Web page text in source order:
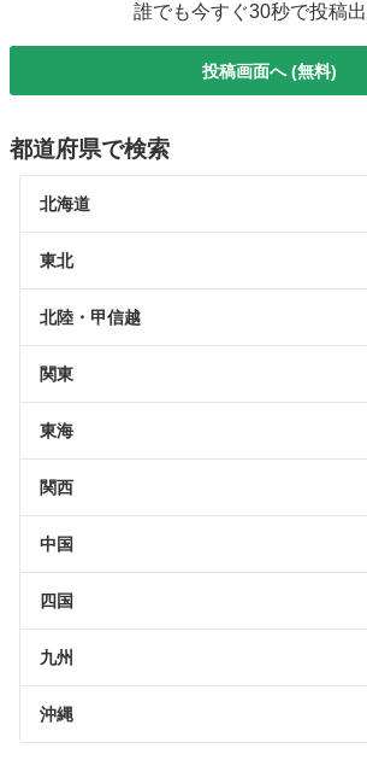
誰でも今すぐ30秒で投稿
投稿画面へ (無料)
都道府県で検索
北海道
東北
北陸・甲信越
関東
東海
関西
中国
四国
九州
沖縄